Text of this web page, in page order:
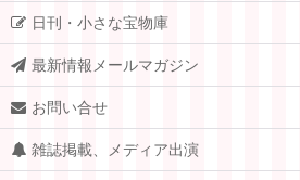
日刊・小さな宝物庫
最新情報メールマガジン
お問い合せ
雑誌掲載、メディア出演